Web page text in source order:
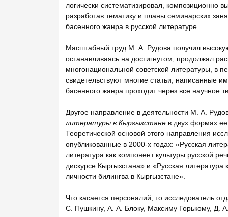
логически систематизировал, композиционно
разработав тематику и планы семинарских
басенного жанра в русской литературе.
Масштабный труд М. А. Рудова получил
останавливаясь на достигнутом, продолжал
многонациональной советской литературы, в
свидетельствуют многие статьи, написанные
басенного жанра проходит через все научное
Другое направление в деятельности М. А.
литературы в Кыргызстане в двух формах ее
Теоретической основой этого направления
опубликованные в 2000-х годах: «Русская
литература как компонент культуры русской
дискурсе Кыргызстана» и «Русская
личности билингва в Кыргызстане».
Что касается персоналий, то исследователь
С. Пушкину, А. А. Блоку, Максиму Горькому, Д.